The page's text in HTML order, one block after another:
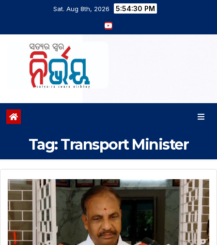
Sat. Aug 8th, 2026 5:54:31 PM
Tag:Transport Minister